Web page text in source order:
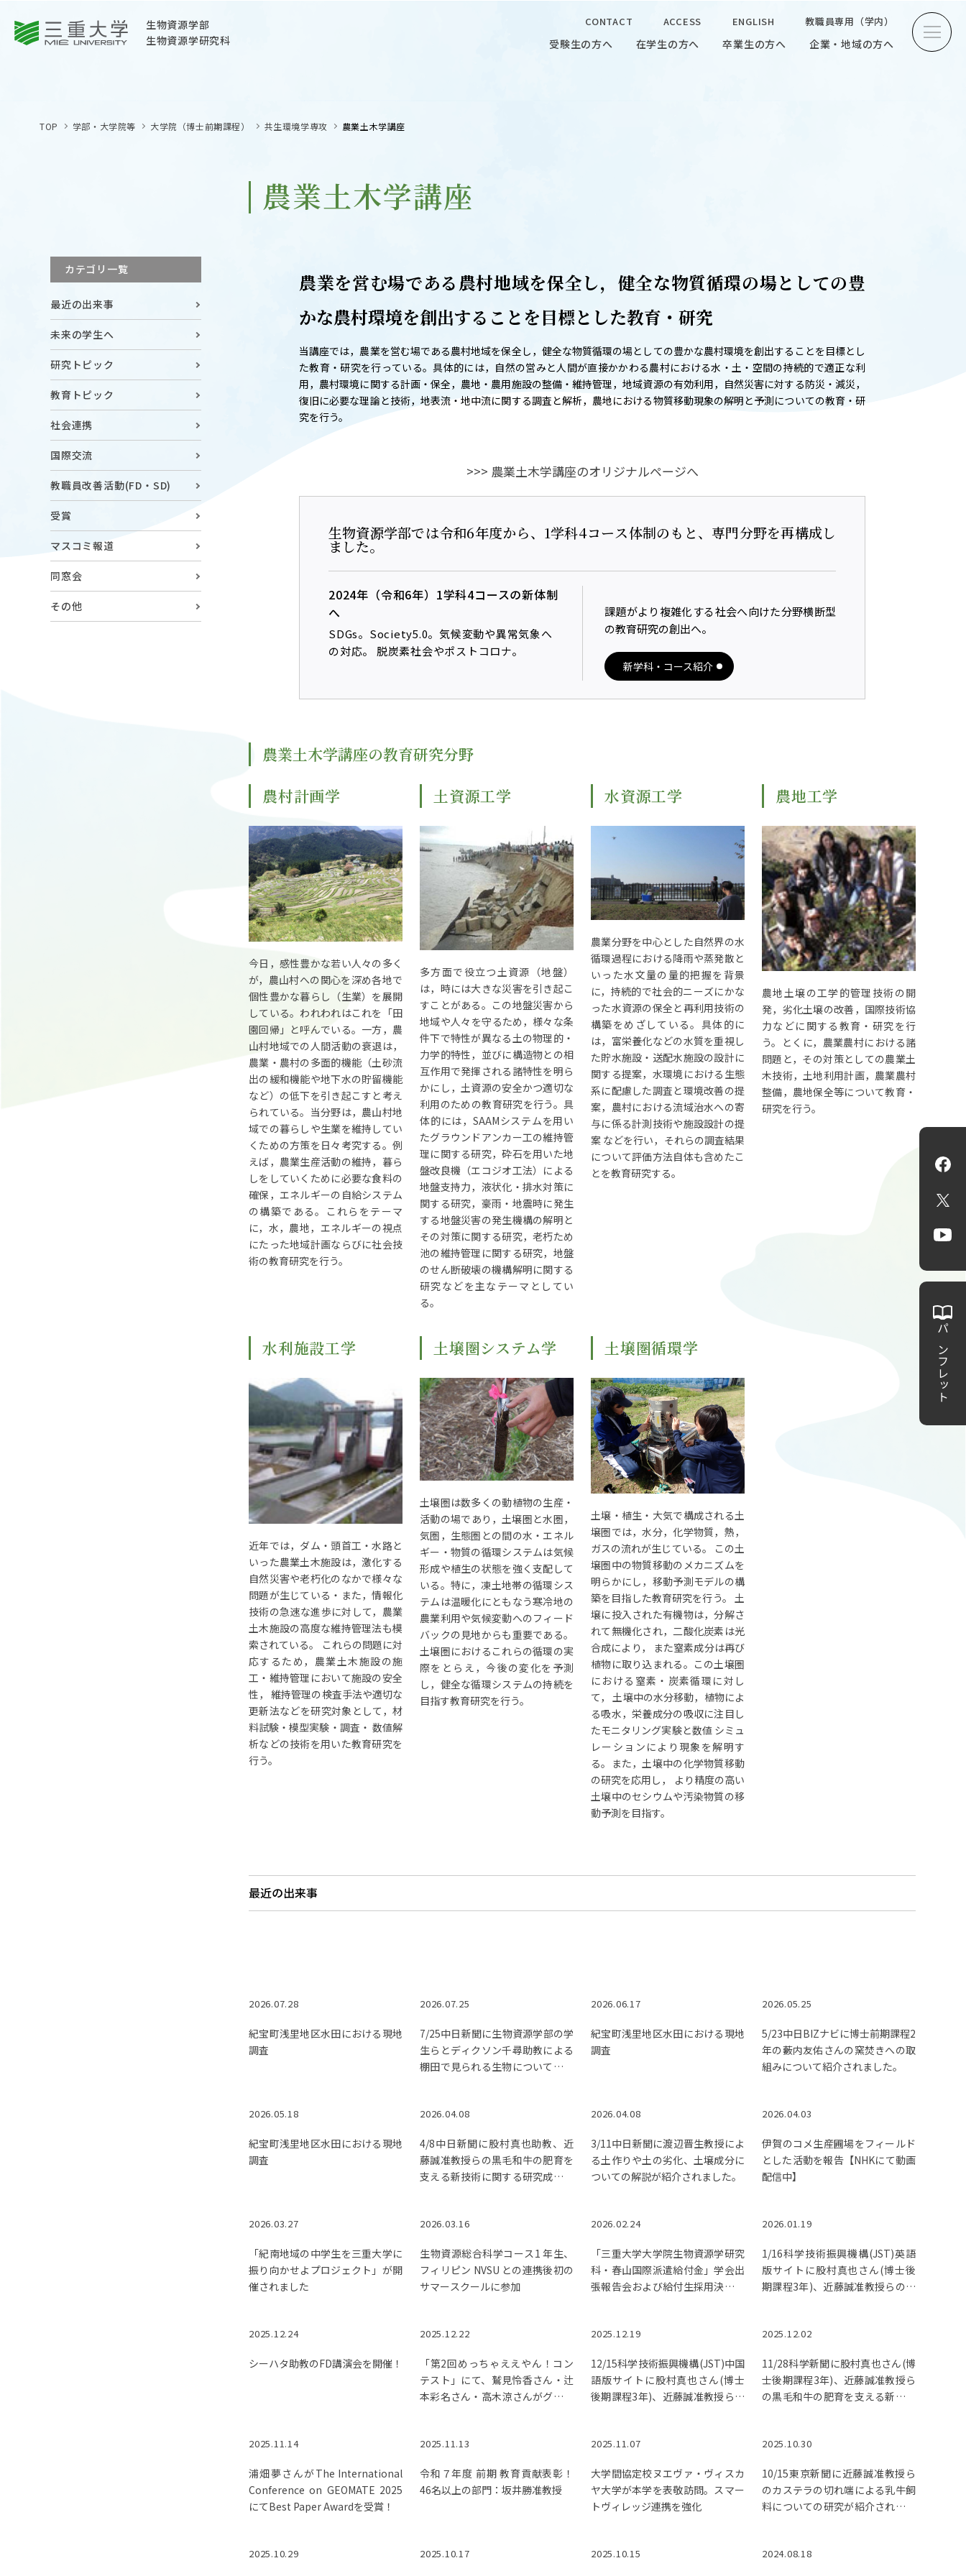
三重大学
生物資源学部
生物資源学研究科
CONTACT ACCESS ENGLISH 教職員専用（学内）
受験生の方へ 在学生の方へ 卒業生の方へ 企業・地域の方へ
生物資源学研究科
サイトマップ
お問い合わせ
ニュース◎
X
YouTube
教職員専用（学内）
農学がつなぐミライ
オープンキャンパス 学問探求セミナー 学生研究紹介・インタビュー
学部概要 教育（学部・大学院等） 入試情報
RESEARCH
研究
SOCIAL
社会連携
CAMPUS LIFE
大学生活
PAMPHLET FACULTY
イベントカレンダー 生物資源学研究科紀要 ANPIC安否情報システム
TOP 学部・大学院等 大学院（博士前期課程） 共生環境学専攻 農業土木学講座
農業土木学講座
カテゴリ一覧
最近の出来事
未来の学生へ
研究トピック
教育トピック
社会連携
国際交流
教職員改善活動(FD・SD)
受賞
マスコミ報道
同窓会
その他
農業を営む場である農村地域を保全し，健全な物質循環の場としての豊
かな農村環境を創出することを目標とした教育・研究
当講座では，農業を営む場である農村地域を保全し，健全な物質循環の場としての豊かな農村環境を創出することを目標とし
た教育・研究を行っている。具体的には，自然の営みと人間が直接かかわる農村における水・土・空間の持続的で適正な利
用，農村環境に関する計画・保全，農地・農用施設の整備・維持管理，地域資源の有効利用，自然災害に対する防災・減災，
復旧に必要な理論と技術，地表流・地中流に関する調査と解析，農地における物質移動現象の解明と予測についての教育・研
究を行う。
>>> 農業土木学講座のオリジナルページへ
生物資源学部では令和6年度から、1学科4コース体制のもと、専門分野を再構成し
ました。
2024年（令和6年）1学科4コースの新体制
へ
SDGs。Society5.0。気候変動や異常気象へ
の対応。
脱炭素社会やポストコロナ。
課題がより複雑化する社会へ向けた分野横断型
の教育研究の創出へ。
新学科・コース紹介
農業土木学講座の教育研究分野
農村計画学
今日，感性豊かな若い人々の多く
が，農山村への関心を深め各地で
個性豊かな暮らし（生業）を展開
している。われわれはこれを「田
園回帰」と呼んでいる。一方，農
山村地域での人間活動の衰退は，
農業・農村の多面的機能（土砂流
出の緩和機能や地下水の貯留機能
など）の低下を引き起こすと考え
られている。当分野は，農山村地
域での暮らしや生業を維持してい
くための方策を日々考究する。例
えば，農業生産活動の維持，暮ら
しをしていくために必要な食料の
確保，エネルギーの自給システム
の構築である。これらをテーマ
に，水，農地，エネルギーの視点
にたった地域計画ならびに社会技
術の教育研究を行う。
土資源工学
多方面で役立つ土資源（地盤）
は，時には大きな災害を引き起こ
すことがある。この地盤災害から
地域や人々を守るため，様々な条
件下で特性が異なる土の物理的・
力学的特性，並びに構造物との相
互作用で発揮される諸特性を明ら
かにし，土資源の安全かつ適切な
利用のための教育研究を行う。具
体的には，SAAMシステムを用い
たグラウンドアンカー工の維持管
理に関する研究，砕石を用いた地
盤改良機（エコジオ工法）による
地盤支持力，液状化・排水対策に
関する研究，豪雨・地震時に発生
する地盤災害の発生機構の解明と
その対策に関する研究，老朽ため
池の維持管理に関する研究，地盤
のせん断破壊の機構解明に関する
研究などを主なテーマとしてい
る。
水資源工学
農業分野を中心とした自然界の水
循環過程における降雨や蒸発散と
いった水文量の量的把握を背景
に，持続的で社会的ニーズにかな
った水資源の保全と再利用技術の
構築をめざしている。具体的に
は，富栄養化などの水質を重視し
た貯水施設・送配水施設の設計に
関する提案，水環境における生態
系に配慮した調査と環境改善の提
案，農村における流域治水への寄
与に係る計測技術や施設設計の提
案 などを行い，それらの調査結果
について評価方法自体も含めたこ
とを教育研究する。
農地工学
農地土壌の工学的管理技術の開
発，劣化土壌の改善，国際技術協
力などに関する教育・研究を行
う。とくに，農業農村における諸
問題と，その対策としての農業土
木技術，土地利用計画，農業農村
整備，農地保全等について教育・
研究を行う。
水利施設工学
近年では，ダム・頭首工・水路と
いった農業土木施設は，激化する
自然災害や老朽化のなかで様々な
問題が生じている・また，情報化
技術の急速な進歩に対して，農業
土木施設の高度な維持管理法も模
索されている。 これらの問題に対
応するため，農業土木施設の施
工・維持管理において施設の安全
性， 維持管理の検査手法や適切な
更新法などを研究対象として，材
料試験・模型実験・調査・ 数値解
析などの技術を用いた教育研究を
行う。
土壌圏システム学
土壌圏は数多くの動植物の生産・
活動の場であり，土壌圏と水圏，
気圏，生態圏との間の水・エネル
ギー・物質の循環システムは気候
形成や植生の状態を強く支配して
いる。特に，凍土地帯の循環シス
テムは温暖化にともなう寒冷地の
農業利用や気候変動へのフィード
バックの見地からも重要である。
土壌圏におけるこれらの循環の実
際をとらえ，今後の変化を予測
し，健全な循環システムの持続を
目指す教育研究を行う。
土壌圏循環学
土壌・植生・大気で構成される土
壌圏では，水分，化学物質，熱，
ガスの流れが生じている。 この土
壌圏中の物質移動のメカニズムを
明らかにし，移動予測モデルの構
築を目指した教育研究を行う。 土
壌に投入された有機物は，分解さ
れて無機化され，二酸化炭素は光
合成により， また窒素成分は再び
植物に取り込まれる。この土壌圏
における窒素・炭素循環に対し
て， 土壌中の水分移動，植物によ
る吸水，栄養成分の吸収に注目し
たモニタリング実験と数値 シミュ
レーションにより現象を解明す
る。また，土壌中の化学物質移動
の研究を応用し， より精度の高い
土壌中のセシウムや汚染物質の移
動予測を目指す。
最近の出来事
2026.07.28
紀宝町浅里地区水田における現地
調査
2026.07.25
7/25中日新聞に生物資源学部の学
生らとディクソン千尋助教による
棚田で見られる生物についての取
2026.06.17
紀宝町浅里地区水田における現地
調査
2026.05.25
5/23中日BIZナビに博士前期課程2
年の藪内友佑さんの窯焚きへの取
組みについて紹介されました。
2026.05.18
紀宝町浅里地区水田における現地
調査
2026.04.08
4/8中日新聞に股村真也助教、近
藤誠准教授らの黒毛和牛の肥育を
支える新技術に関する研究成果が
2026.04.08
3/11中日新聞に渡辺晋生教授によ
る土作りや土の劣化、土壌成分に
ついての解説が紹介されました。
2026.04.03
伊賀のコメ生産圃場をフィールド
とした活動を報告【NHKにて動画
配信中】
2026.03.27
「紀南地域の中学生を三重大学に
振り向かせよプロジェクト」が開
催されました
2026.03.16
生物資源総合科学コース1 年生、
フィリピン NVSU との連携後初の
サマースクールに参加
2026.02.24
「三重大学大学院生物資源学研究
科・春山国際派遣給付金」学会出
張報告会および給付生採用決定通
2026.01.19
1/16科学技術振興機構(JST)英語
版サイトに股村真也さん(博士後
期課程3年)、近藤誠准教授らの黒
2025.12.24
シーハタ助教のFD講演会を開催！
2025.12.22
「第2回めっちゃええやん！コン
テスト」にて、鷲見怜香さん・辻
本彩名さん・高木涼さんがグラン
2025.12.19
12/15科学技術振興機構(JST)中国
語版サイトに股村真也さん(博士
後期課程3年)、近藤誠准教授らの
た。
2025.12.02
11/28科学新聞に股村真也さん(博
士後期課程3年)、近藤誠准教授ら
の黒毛和牛の肥育を支える新技術
2025.11.14
浦畑夢さんがThe International
Conference on GEOMATE 2025
にてBest Paper Awardを受賞！
2025.11.13
令和７年度 前期 教育貢献表彰！
46名以上の部門：坂井勝准教授
2025.11.07
大学間協定校ヌエヴァ・ヴィスカ
ヤ大学が本学を表敬訪問。スマー
トヴィレッジ連携を強化
2025.10.30
10/15東京新聞に近藤誠准教授ら
のカステラの切れ端による乳牛飼
料についての研究が紹介されまし
2025.10.29 2025.10.17 2025.10.15 2024.08.18
X
パンフレット